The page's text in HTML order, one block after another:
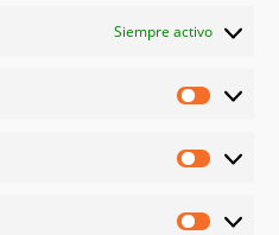
Siempre activo